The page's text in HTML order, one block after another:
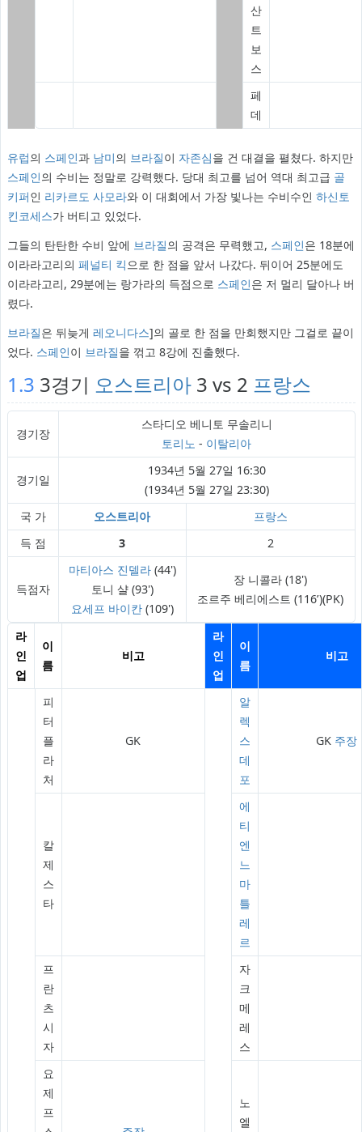
산
트
보
스
페
데
유럽의 스페인과 남미의 브라질이 자존심을 건 대결을 펼쳤다. 하지만
스페인의 수비는 정말로 강력했다. 당대 최고를 넘어 역대 최고급 골
키퍼인 리카르도 사모라와 이 대회에서 가장 빛나는 수비수인 하신토
킨코세스가 버티고 있었다.
그들의 탄탄한 수비 앞에 브라질의 공격은 무력했고, 스페인은 18분에
이라라고리의 페널티 킥으로 한 점을 앞서 나갔다. 뒤이어 25분에도
이라라고리, 29분에는 랑가라의 득점으로 스페인은 저 멀리 달아나 버
렸다.
브라질은 뒤늦게 레오니다스]의 골로 한 점을 만회했지만 그걸로 끝이
었다. 스페인이 브라질을 꺾고 8강에 진출했다.
1.3 3경기 오스트리아3 vs 2 프랑스
경기장
스타디오 베니토 무솔리니
토리노 - 이탈리아
경기일
1934년 5월 27일 16:30
(1934년 5월 27일 23:30)
국 가
오스트리아
프랑스
득 점
3 2
득점자
마티아스 진델라(44')
토니 샬 (93')
요세프 바이칸(109')
장 니콜라 (18')
조르주 베리에스트 (116’)(PK)
라
인
업
이
름
비고
라
인
업
이
름
비고
피
터
플
라
처
GK
알
렉
스
데
포
GK 주장
칼
제
스
타
에
티
엔
느
마
틀
레
르
프
란
츠
시
자
자
크
메
레
스
요
제
프
노
엘